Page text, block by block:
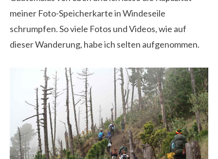
meiner Foto-Speicherkarte in Windeseile
schrumpfen. So viele Fotos und Videos, wie auf
dieser Wanderung, habe ich selten aufgenommen.